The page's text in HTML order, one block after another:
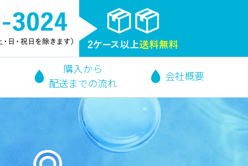
購入から
配送までの流れ
会社概要